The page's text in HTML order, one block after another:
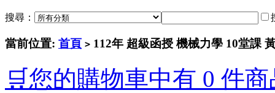
搜尋：
當前位置: 首頁 > 112年 超級函授 機械力學 10堂課
🛒您的購物車中有 0 件